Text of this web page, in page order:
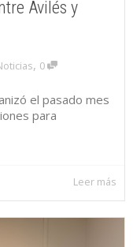
Avilés y
, 0
el pasado mes
para
Leer más